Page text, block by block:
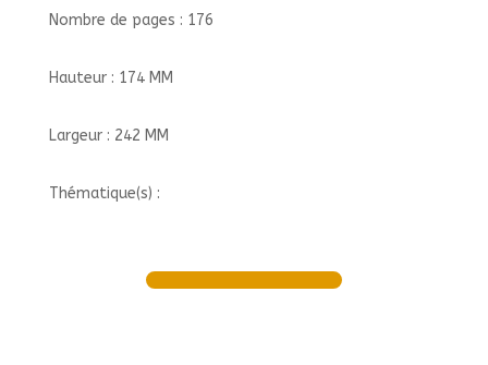
Nombre de pages : 176
Hauteur : 174 MM
Largeur : 242 MM
Thématique(s) :